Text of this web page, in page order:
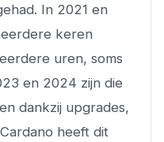
In 2021 en
keren
uren, soms
en 2024 zijn die
dankzij upgrades,
heeft dit